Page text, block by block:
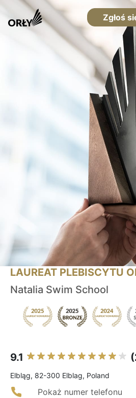
Zgłoś
LAUREAT PLEBISCYTU
Natalia Swim School
9.1
Elbląg, 82-300 Elblag, Poland
Pokaż numer telefonu